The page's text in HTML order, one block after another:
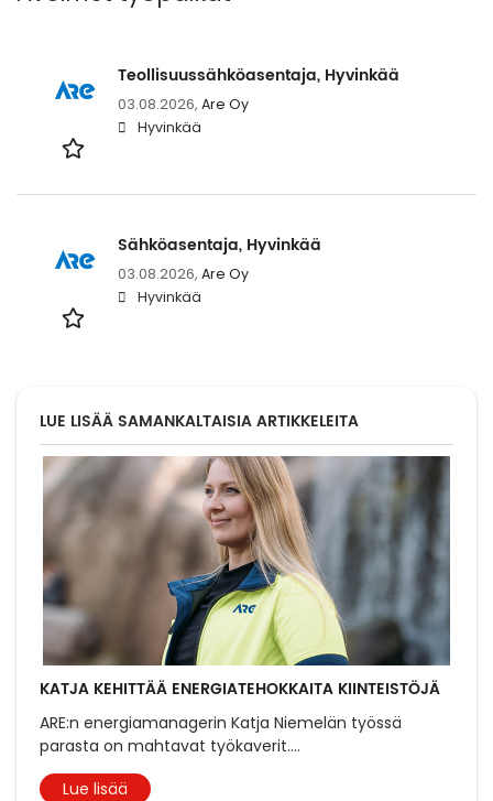
Teollisuussähköasentaja, Hyvinkää
03.08.2026, Are Oy
Hyvinkää
Sähköasentaja, Hyvinkää
03.08.2026, Are Oy
Hyvinkää
LUE LISÄÄ SAMANKALTAISIA ARTIKKELEITA
KATJA KEHITTÄÄ ENERGIATEHOKKAITA KIINTEISTÖJÄ
ARE:n energiamanagerin Katja Niemelän työssä
parasta on mahtavat työkaverit....
Lue lisää